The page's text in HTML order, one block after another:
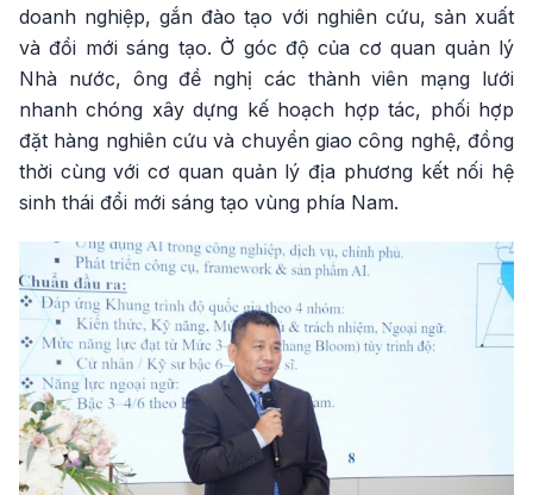
doanh nghiệp, gắn đào tạo với nghiên cứu, sản xuất
và đổi mới sáng tạo. Ở góc độ của cơ quan quản lý
Nhà nước, ông đề nghị các thành viên mạng lưới
nhanh chóng xây dựng kế hoạch hợp tác, phối hợp
đặt hàng nghiên cứu và chuyển giao công nghệ, đồng
thời cùng với cơ quan quản lý địa phương kết nối hệ
sinh thái đổi mới sáng tạo vùng phía Nam.